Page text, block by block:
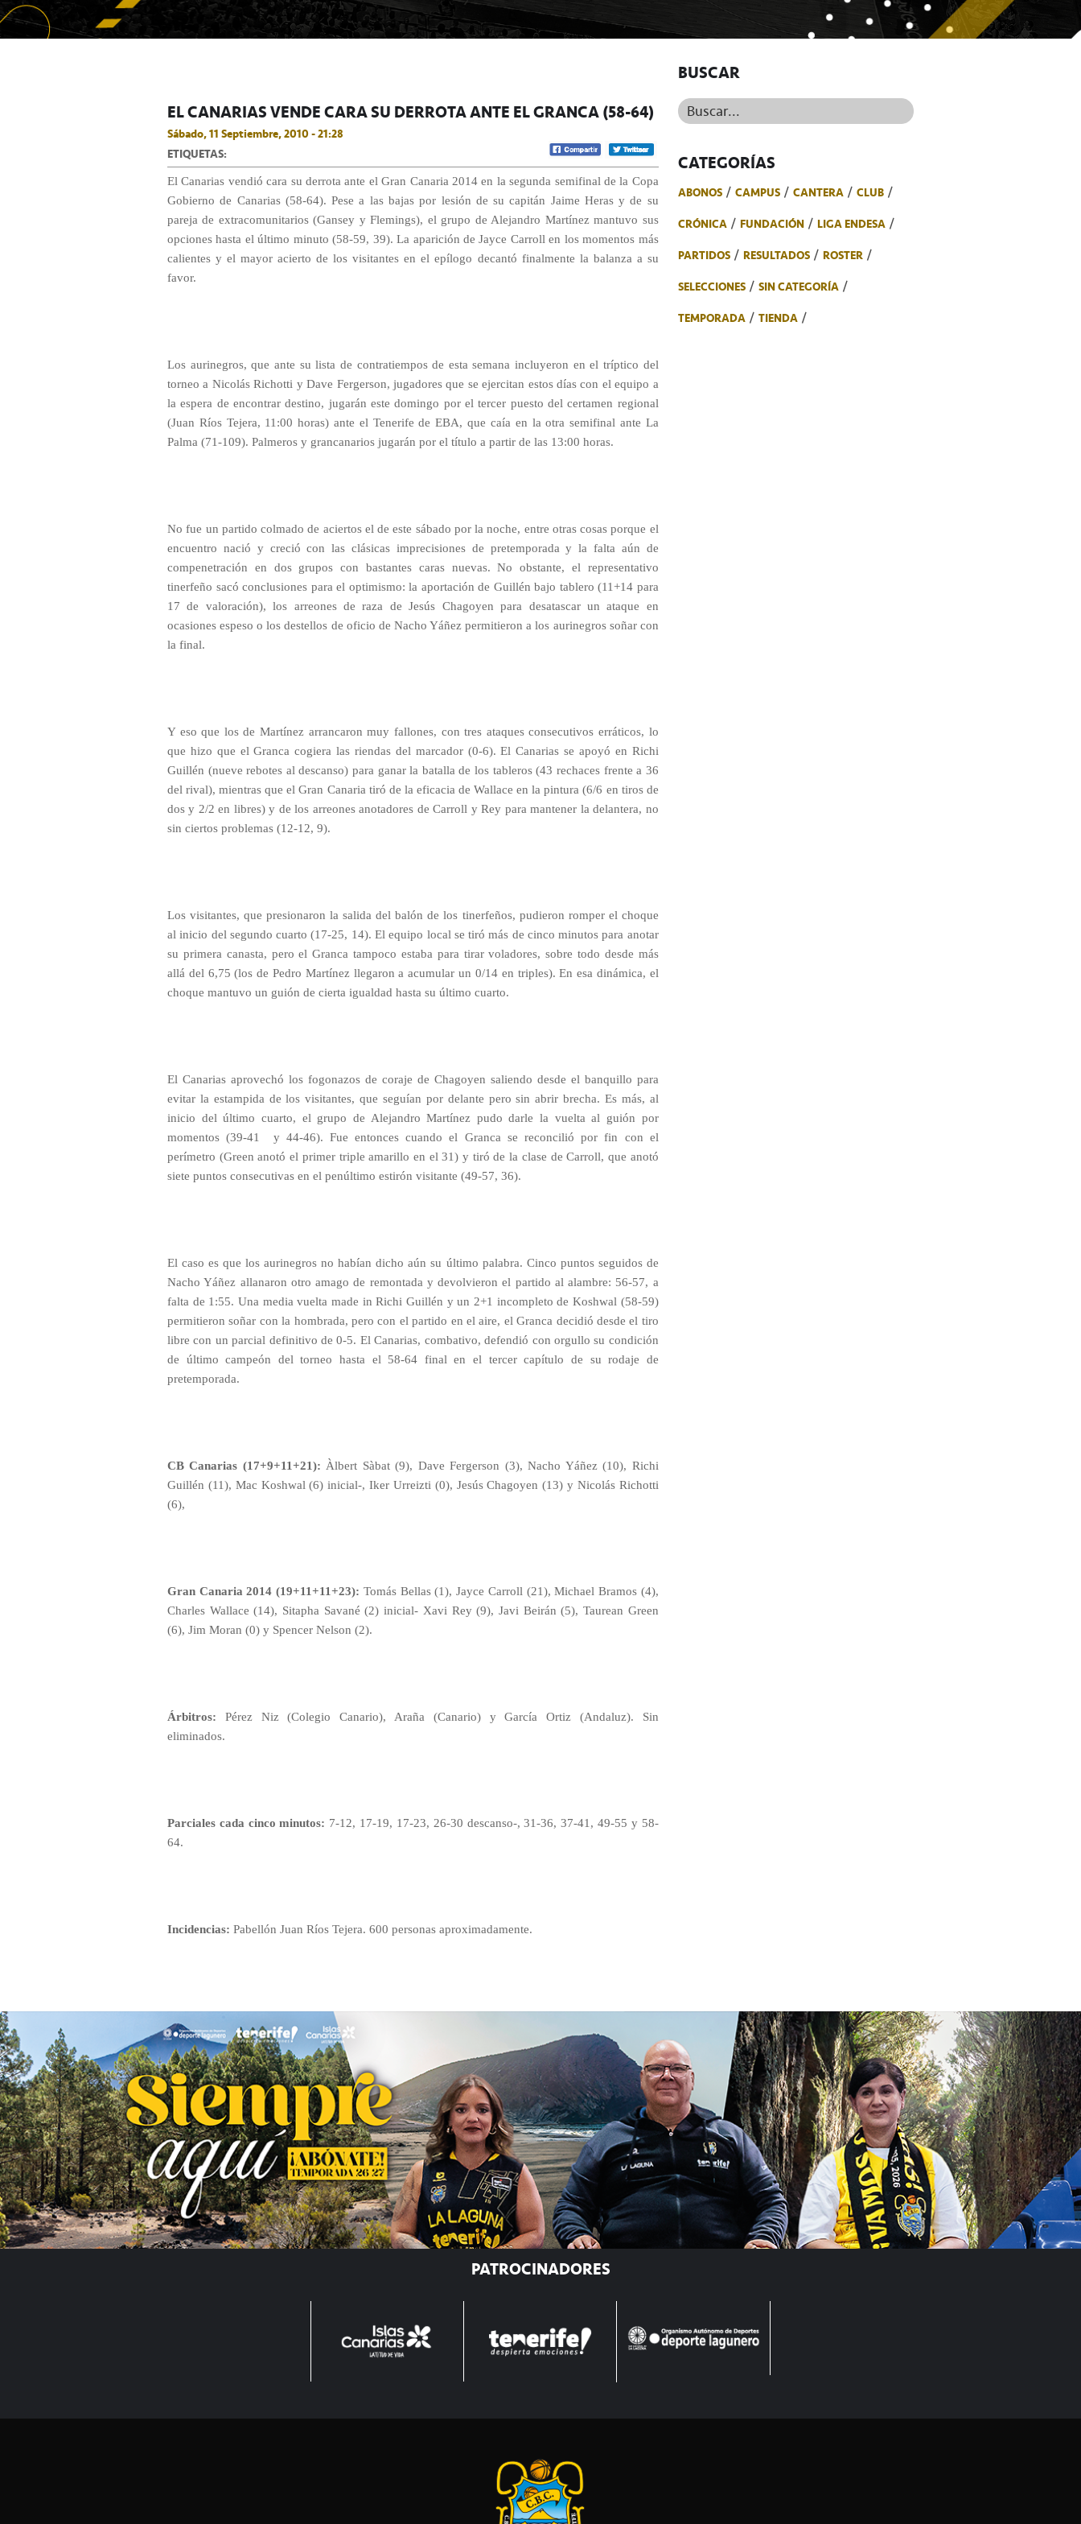
EL CANARIAS VENDE CARA SU DERROTA ANTE EL GRANCA (58-64)
Sábado, 11 Septiembre, 2010 - 21:28
ETIQUETAS:
El Canarias vendió cara su derrota ante el Gran Canaria 2014 en la segunda semifinal de la Copa
Gobierno de Canarias (58-64). Pese a las bajas por lesión de su capitán Jaime Heras y de su
pareja de extracomunitarios (Gansey y Flemings), el grupo de Alejandro Martínez mantuvo sus
opciones hasta el último minuto (58-59, 39). La aparición de Jayce Carroll en los momentos más
calientes y el mayor acierto de los visitantes en el epílogo decantó finalmente la balanza a su
favor.
Los aurinegros, que ante su lista de contratiempos de esta semana incluyeron en el tríptico del
torneo a Nicolás Richotti y Dave Fergerson, jugadores que se ejercitan estos días con el equipo a
la espera de encontrar destino, jugarán este domingo por el tercer puesto del certamen regional
(Juan Ríos Tejera, 11:00 horas) ante el Tenerife de EBA, que caía en la otra semifinal ante La
Palma (71-109). Palmeros y grancanarios jugarán por el título a partir de las 13:00 horas.
No fue un partido colmado de aciertos el de este sábado por la noche, entre otras cosas porque el
encuentro nació y creció con las clásicas imprecisiones de pretemporada y la falta aún de
compenetración en dos grupos con bastantes caras nuevas. No obstante, el representativo
tinerfeño sacó conclusiones para el optimismo: la aportación de Guillén bajo tablero (11+14 para
17 de valoración), los arreones de raza de Jesús Chagoyen para desatascar un ataque en
ocasiones espeso o los destellos de oficio de Nacho Yáñez permitieron a los aurinegros soñar con
la final.
Y eso que los de Martínez arrancaron muy fallones, con tres ataques consecutivos erráticos, lo
que hizo que el Granca cogiera las riendas del marcador (0-6). El Canarias se apoyó en Richi
Guillén (nueve rebotes al descanso) para ganar la batalla de los tableros (43 rechaces frente a 36
del rival), mientras que el Gran Canaria tiró de la eficacia de Wallace en la pintura (6/6 en tiros de
dos y 2/2 en libres) y de los arreones anotadores de Carroll y Rey para mantener la delantera, no
sin ciertos problemas (12-12, 9).
Los visitantes, que presionaron la salida del balón de los tinerfeños, pudieron romper el choque
al inicio del segundo cuarto (17-25, 14). El equipo local se tiró más de cinco minutos para anotar
su primera canasta, pero el Granca tampoco estaba para tirar voladores, sobre todo desde más
allá del 6,75 (los de Pedro Martínez llegaron a acumular un 0/14 en triples). En esa dinámica, el
choque mantuvo un guión de cierta igualdad hasta su último cuarto.
El Canarias aprovechó los fogonazos de coraje de Chagoyen saliendo desde el banquillo para
evitar la estampida de los visitantes, que seguían por delante pero sin abrir brecha. Es más, al
inicio del último cuarto, el grupo de Alejandro Martínez pudo darle la vuelta al guión por
momentos (39-41
y 44-46). Fue entonces cuando el Granca se reconcilió por fin con el
perímetro (Green anotó el primer triple amarillo en el 31) y tiró de la clase de Carroll, que anotó
siete puntos consecutivas en el penúltimo estirón visitante (49-57, 36).
El caso es que los aurinegros no habían dicho aún su último palabra. Cinco puntos seguidos de
Nacho Yáñez allanaron otro amago de remontada y devolvieron el partido al alambre: 56-57, a
falta de 1:55. Una media vuelta made in Richi Guillén y un 2+1 incompleto de Koshwal (58-59)
permitieron soñar con la hombrada, pero con el partido en el aire, el Granca decidió desde el tiro
libre con un parcial definitivo de 0-5. El Canarias, combativo, defendió con orgullo su condición
de último campeón del torneo hasta el 58-64 final en el tercer capítulo de su rodaje de
pretemporada.
CB Canarias (17+9+11+21): Àlbert Sàbat (9), Dave Fergerson (3), Nacho Yáñez (10), Richi
Guillén (11), Mac Koshwal (6) inicial-, Iker Urreizti (0), Jesús Chagoyen (13) y Nicolás Richotti
(6),
Gran Canaria 2014 (19+11+11+23): Tomás Bellas (1), Jayce Carroll (21), Michael Bramos (4),
Charles Wallace (14), Sitapha Savané (2) inicial- Xavi Rey (9), Javi Beirán (5), Taurean Green
(6), Jim Moran (0) y Spencer Nelson (2).
Árbitros: Pérez Niz (Colegio Canario), Araña (Canario) y García Ortiz (Andaluz). Sin
eliminados.
Parciales cada cinco minutos: 7-12, 17-19, 17-23, 26-30 descanso-, 31-36, 37-41, 49-55 y 58-
64.
Incidencias: Pabellón Juan Ríos Tejera. 600 personas aproximadamente.
BUSCAR
Buscar...
CATEGORÍAS
ABONOS CAMPUS CANTERA
CLUB
CRÓNICA
FUNDACIÓN
LIGA ENDESA
PARTIDOS
RESULTADOS
ROSTER
SELECCIONES
SIN CATEGORÍA
TEMPORADA
TIENDA
PATROCINADORES